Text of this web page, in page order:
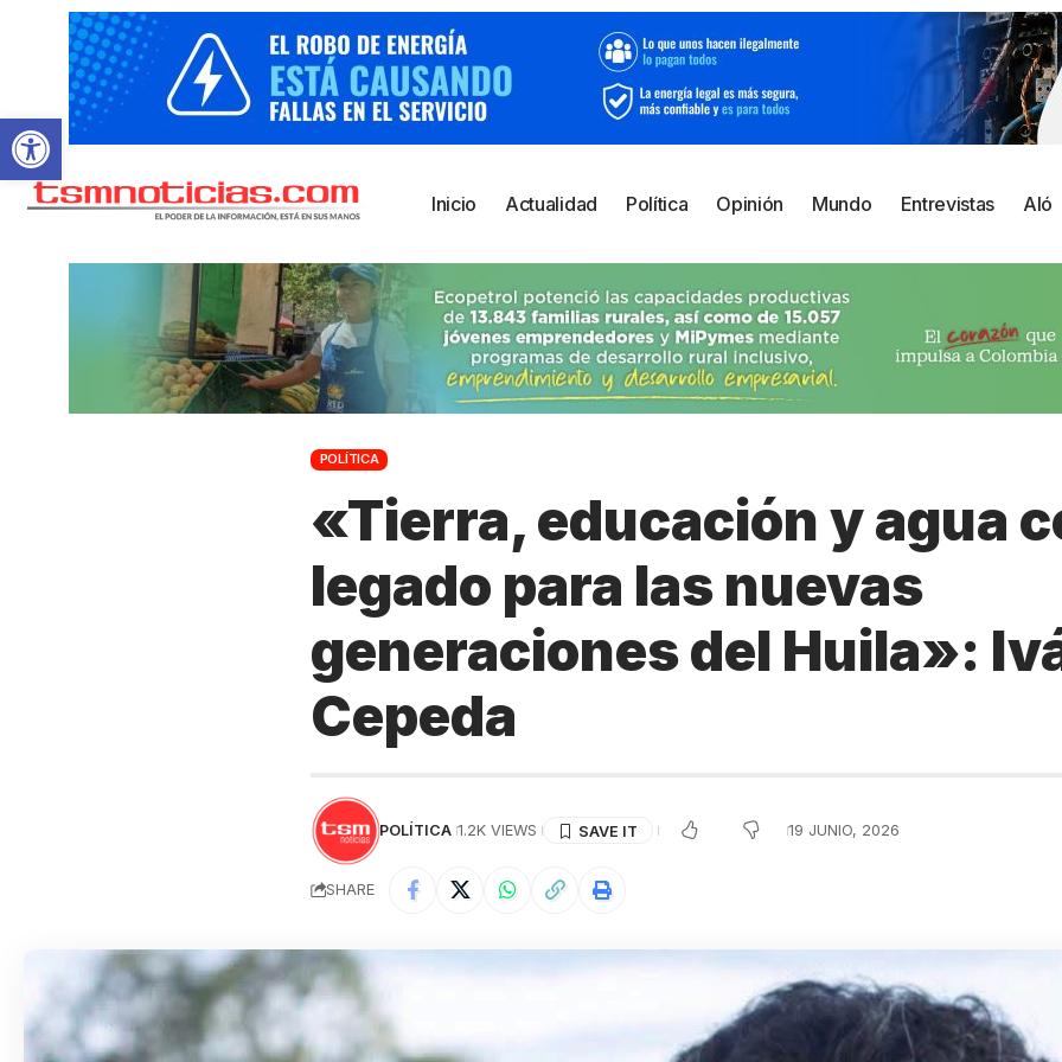
Abrir barra de herramientas
Inicio Actualidad Política Opinión Mundo Entrevistas Aló
POLÍTICA
«Tierra, educación y agua
legado para las nuevas
generaciones del Huila»:
Cepeda
POLÍTICA 1.2K VIEWS 19 JUNIO, 2026
SHARE